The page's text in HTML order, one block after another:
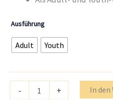
Ausführung
Adult Youth
-
Bands
+ In den